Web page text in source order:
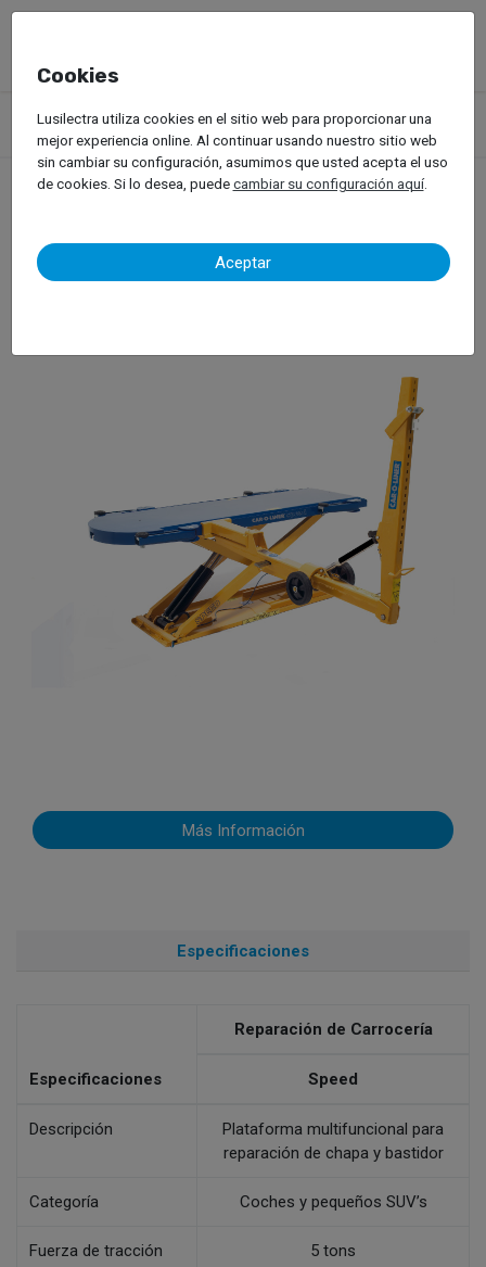
Productos
Equipos de Taller
Bancadas para Reparación de Carrocería
Car-O-Liner – Speed
Car-O-Liner – Speed
Más Información
Especificaciones
Especificaciones
Reparación de Carrocería
Speed
Descripción
Plataforma multifuncional para
reparación de chapa y bastidor
Categoría Coches y pequeños SUV’s
Fuerza de tracción
5 tons
Cookies
Lusilectra utiliza cookies en el sitio web para proporcionar una
mejor experiencia online. Al continuar usando nuestro sitio web
sin cambiar su configuración, asumimos que usted acepta el uso
de cookies. Si lo desea, puedecambiar su configuración aquí.
Aceptar